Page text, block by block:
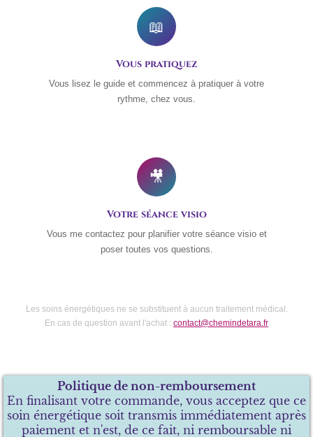
📖
Vous pratiquez
Vous lisez le guide et commencez à pratiquer à votre
rythme, chez vous.
🎥
Votre séance visio
Vous me contactez pour planifier votre séance visio et
poser toutes vos questions.
Les soins énergétiques ne se substituent à aucun traitement médical.
En cas de question avant l'achat : contact@chemindetara.fr
Politique de non-remboursement
En finalisant votre commande, vous acceptez que ce
soin énergétique soit transmis immédiatement après
paiement et n'est, de ce fait, ni remboursable ni